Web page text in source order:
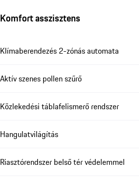
Komfort asszisztens
Klímaberendezés 2-zónás automata
Aktív szenes pollen szűrő
Közlekedési táblafelismerő rendszer
Hangulatvilágítás
Riasztórendszer belső tér védelemmel